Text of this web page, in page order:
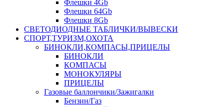
Флешки 4Gb
Флешки 64Gb
Флешки 8Gb
СВЕТОДИОДНЫЕ ТАБЛИЧКИ/ВЫВЕСКИ
СПОРТ,ТУРИЗМ,ОХОТА
БИНОКЛИ,КОМПАСЫ,ПРИЦЕЛЫ
БИНОКЛИ
КОМПАСЫ
МОНОКУЛЯРЫ
ПРИЦЕЛЫ
Газовые баллончики/Зажигалки
Бензин/Газ